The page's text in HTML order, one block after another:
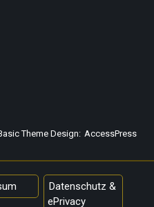
Theme Design: AccessPress
Datenschutz &
ePrivacy